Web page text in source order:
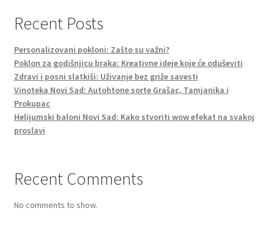
Recent Posts
Personalizovani pokloni: Zašto su važni?
Poklon za godišnjicu braka: Kreativne ideje koje će oduševiti
Zdravi i posni slatkiši: Uživanje bez griže savesti
Vinoteka Novi Sad: Autohtone sorte Grašac, Tamjanika i
Prokupac
Helijumski baloni Novi Sad: Kako stvoriti wow efekat na svakoj
proslavi
Recent Comments
No comments to show.